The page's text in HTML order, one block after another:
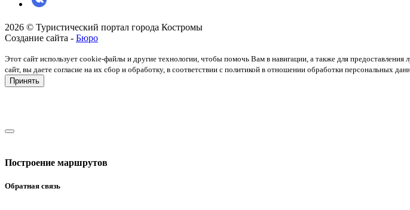
2026 © Туристический портал города Костромы
Создание сайта - Бюро
Этот сайт использует cookie-файлы и другие технологии, чтобы помочь Вам в навигации, а также для
сайт, вы даете согласие на их сбор и обработку, в соответствии с политикой в отношении обработки персональных
Принять
Построение маршрутов
Обратная связь